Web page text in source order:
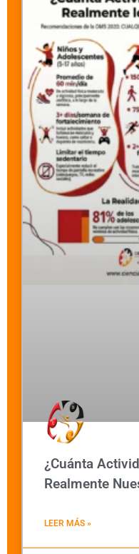
¿Cuánta
Realmente
LEER MÁS »